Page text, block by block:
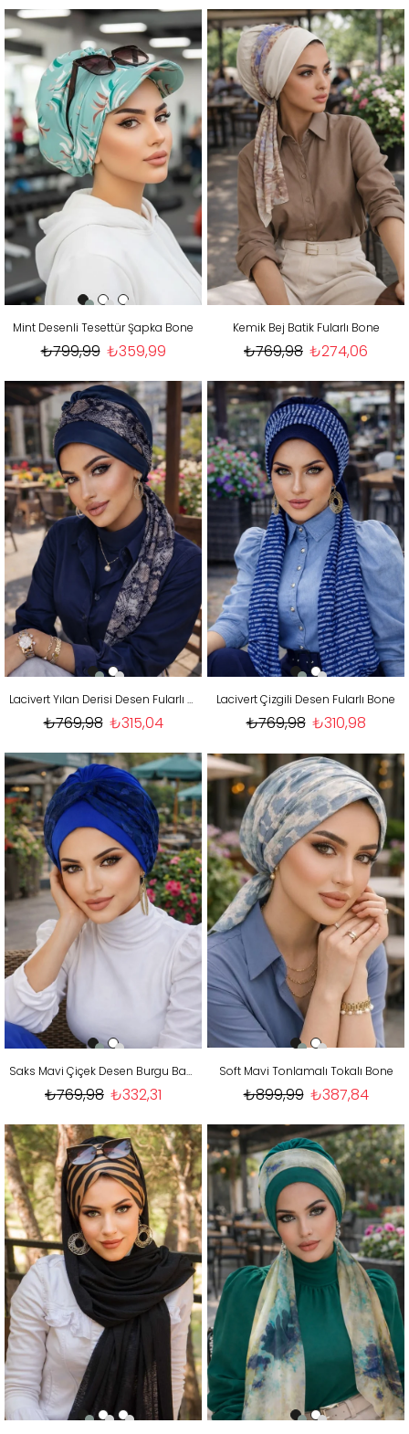
Mint Desenli Tesettür Şapka Bone
₺359,99
₺799,99
Kemik Bej Batik Fularlı Bone
₺274,06
₺769,98
Lacivert Yılan Derisi Desen Fularlı Bone
₺315,04
₺769,98
Lacivert Çizgili Desen Fularlı Bone
₺310,98
₺769,98
Saks Mavi Çiçek Desen Burgu Bantlı Bone
₺332,31
₺769,98
Soft Mavi Tonlamalı Tokalı Bone
₺387,84
₺899,99